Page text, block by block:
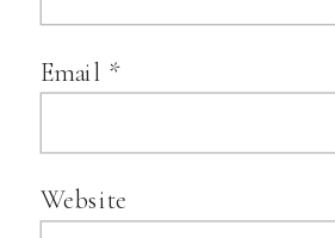
Email *
Website